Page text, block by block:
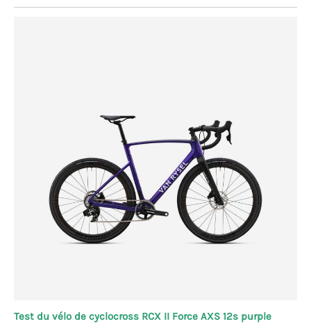
Test du vélo de cyclocross RCX II Force AXS 12s purple